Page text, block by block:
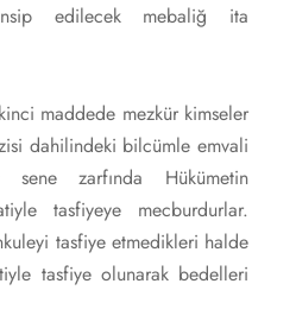
edilecek mebaliğ ita
maddede mezkür kimseler
dahilindeki bilcümle emvali
sene zarfında Hükümetin
tasfiyeye mecburdurlar.
tasfiye etmedikleri halde
tasfiye olunarak bedelleri